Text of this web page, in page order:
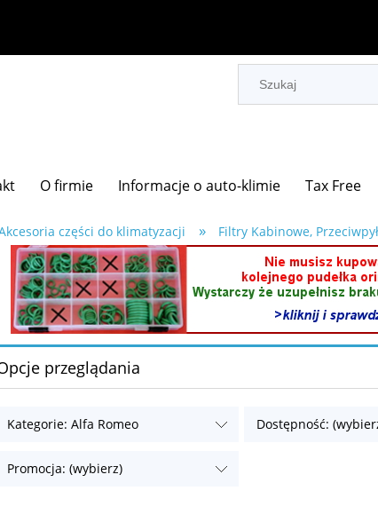
O firmie Informacje o auto-klimie Tax Free
części do klimatyzacji » Filtry Kabinowe,
przeglądania
Kategorie: Alfa Romeo Dostępność:
Promocja: (wybierz)